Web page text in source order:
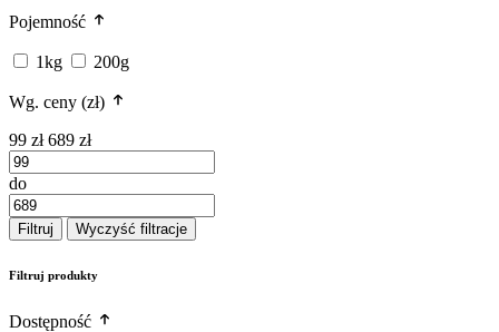
Pojemność
1kg 200g
Wg. ceny (zł)
99 zł 689 zł
do
Filtruj Wyczyść filtracje
Filtruj produkty
Dostępność